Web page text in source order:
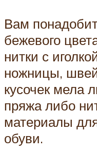
Вам
бежевого
нитки с
ножницы,
кусочек мела
пряжа либо
материалы
обуви.